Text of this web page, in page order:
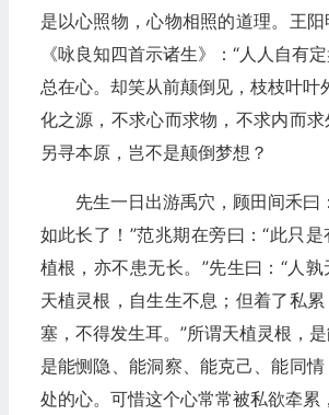
是以心照物，心物相照的道理。王
《咏良知四首示诸生》：“人人自有
总在心。却笑从前颠倒见，枝枝叶叶
化之源，不求心而求物，不求内而
另寻本原，岂不是颠倒梦想？
先生一日出游禹穴，顾田间禾曰
如此长了！”范兆期在旁曰：“此只
植根，亦不患无长。”先生曰：“人
天植灵根，自生生不息；但着了私
塞，不得发生耳。”所谓天植灵根，是
是能恻隐、能洞察、能克己、能同
处的心。可惜这个心常常被私欲牵累